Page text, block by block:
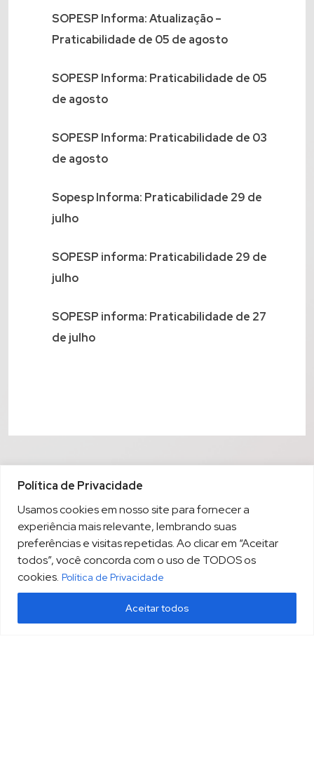
Política de Privacidade
Usamos cookies em nosso site para fornecer a
experiência mais relevante, lembrando suas
preferências e visitas repetidas. Ao clicar em “Aceitar
todos”, você concorda com o uso de TODOS os
cookies. Política de Privacidade
Aceitar todos
SOPESP Informa: Atualização –
Praticabilidade de 05 de agosto
SOPESP Informa: Praticabilidade de 05
de agosto
SOPESP Informa: Praticabilidade de 03
de agosto
Sopesp Informa: Praticabilidade 29 de
julho
SOPESP informa: Praticabilidade 29 de
julho
SOPESP informa: Praticabilidade de 27
de julho